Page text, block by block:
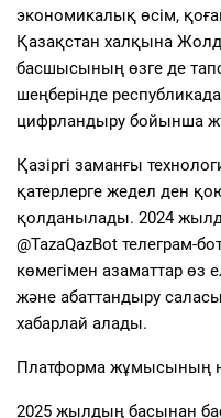
экономикалық өсім,
Қазақстан халқына
басшысының өзге де
шеңберінде
цифрландыру бойынша
Қазіргі заманғы
қатерлерге жедел ден
қолданылады. 2024
@TazaQazBot телеграм-
көмегімен азаматтар өз
және абаттандыру
хабарлай алады.
Платформа жұмысының
2025 жылдың басынан